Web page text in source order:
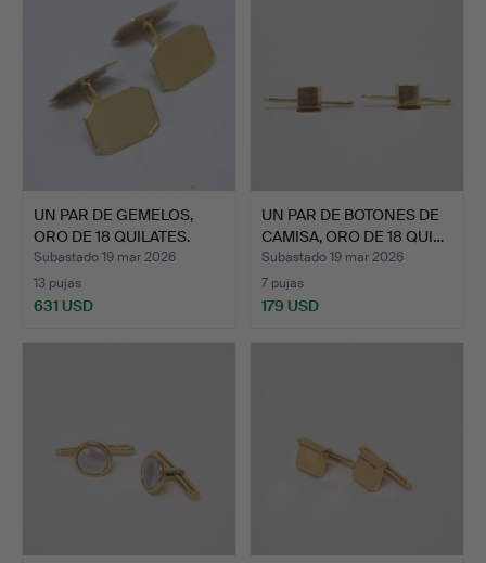
UN PAR DE GEMELOS,
ORO DE 18 QUILATES.
Subastado 19 mar 2026
13 pujas
631 USD
UN PAR DE BOTONES DE
CAMISA, ORO DE 18 QUI…
Subastado 19 mar 2026
7 pujas
179 USD